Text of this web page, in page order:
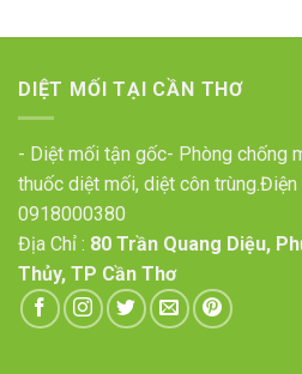
DIỆT MỐI TẠI CẦN THƠ
- Diệt mối tận gốc- Phòng chống
thuốc diệt mối, diệt côn trùng.Điện
0918000380
Địa Chỉ : 80 Trần Quang Diệu,
Thủy, TP Cần Thơ